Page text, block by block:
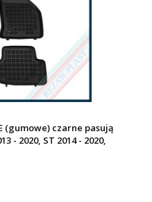
(gumowe) czarne pasują
- 2020, ST 2014 - 2020,